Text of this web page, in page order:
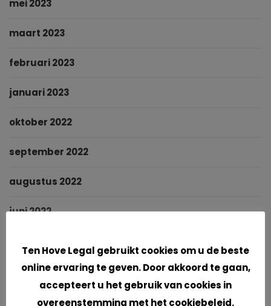
mei 2023
maart 2023
februari 2023
januari 2023
oktober 2022
september 2022
augustus 2022
juni 2022
maart 2022
januari 2022
Ten Hove Legal gebruikt cookies om u de beste
online ervaring te geven. Door akkoord te gaan,
accepteert u het gebruik van cookies in
overeenstemming met het cookiebeleid.